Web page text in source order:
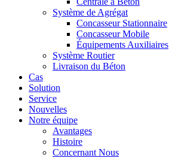
Système de Agrégat
Concasseur Stationnaire
Concasseur Mobile
Équipements Auxiliaires
Système Routier
Livraison du Béton
Cas
Solution
Service
Nouvelles
Notre équipe
Avantages
Histoire
Concernant Nous